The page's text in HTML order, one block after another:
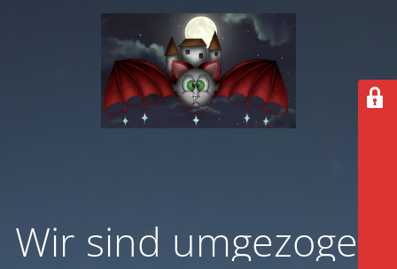
Wir sind umgezogen